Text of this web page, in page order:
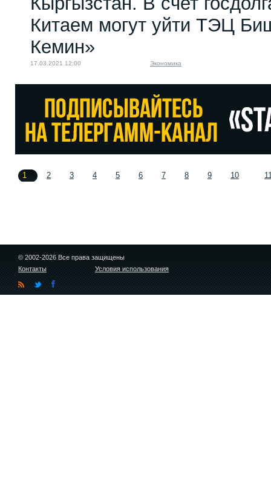
Китаем могут уйти ТЭЦ
Кемин»
17.03.2021 12:00 Экономика
1 2 3 4 5 6 7 8 9 10
© 2002-2026 Все права защищены
Контакты
Условия использования